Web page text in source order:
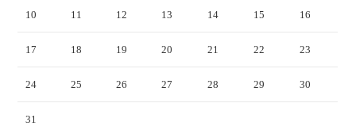
10 11 12 13 14 15 16
17 18 19 20 21 22 23
24 25 26 27 28 29 30
31